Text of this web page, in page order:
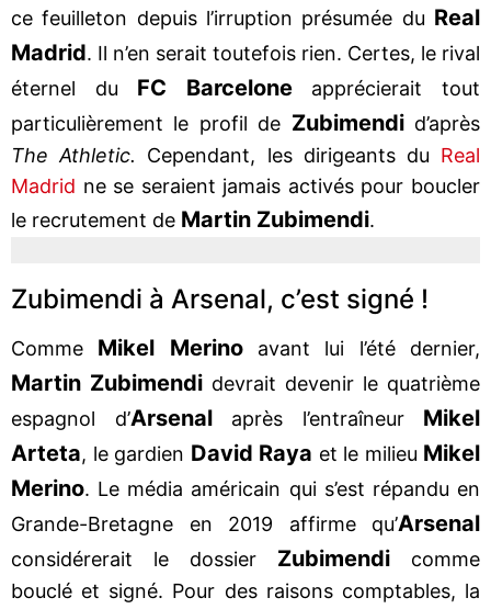
ce feuilleton depuis l’irruption présumée du Real
Madrid. Il n’en serait toutefois rien. Certes, le rival
éternel du FC Barcelone apprécierait tout
particulièrement le profil de Zubimendi d’après
The Athletic.
Cependant, les dirigeants du Real
Madrid ne se seraient jamais activés pour boucler
le recrutement de Martin Zubimendi.
Zubimendi à Arsenal, c’est signé !
Comme Mikel Merino avant lui l’été dernier,
Martin Zubimendi devrait devenir le quatrième
espagnol d’Arsenal après l’entraîneur Mikel
Arteta, le gardien David Raya et le milieu Mikel
Merino. Le média américain qui s’est répandu en
Grande-Bretagne en 2019 affirme qu’Arsenal
considérerait le dossier Zubimendi
comme
bouclé et signé. Pour des raisons comptables, la